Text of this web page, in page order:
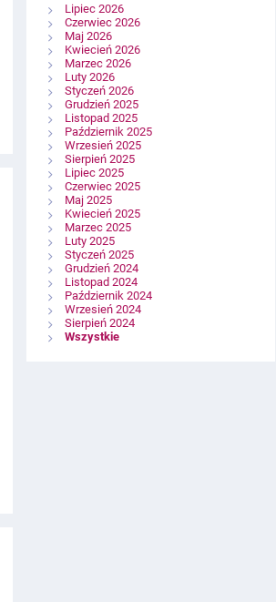
Lipiec 2026
Czerwiec 2026
Maj 2026
Kwiecień 2026
Marzec 2026
Luty 2026
Styczeń 2026
Grudzień 2025
Listopad 2025
Październik 2025
Wrzesień 2025
Sierpień 2025
Lipiec 2025
Czerwiec 2025
Maj 2025
Kwiecień 2025
Marzec 2025
Luty 2025
Styczeń 2025
Grudzień 2024
Listopad 2024
Październik 2024
Wrzesień 2024
Sierpień 2024
Wszystkie